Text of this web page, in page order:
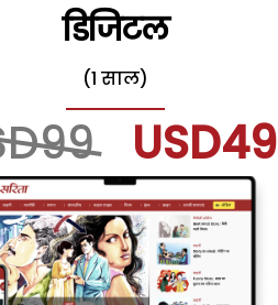
डिजिटल
(1 साल)
USD49